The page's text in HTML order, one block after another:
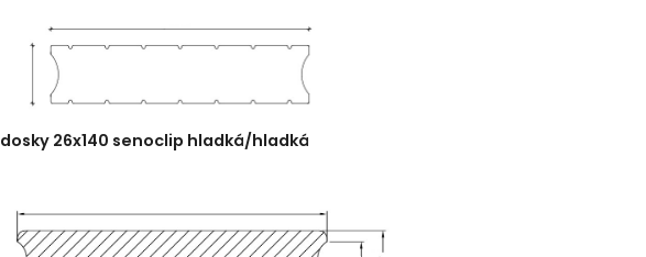
dosky 26x140 senoclip hladká/hladká